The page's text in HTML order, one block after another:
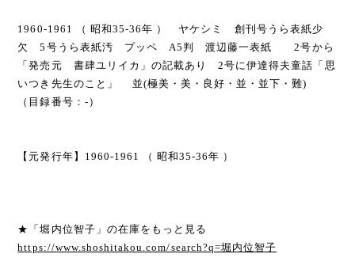
1960-1961 （ 昭和35-36年 ） ヤケシミ 創刊号うら表紙少
欠 5号うら表紙汚 プッペ A5判 渡辺藤一表紙 2号から
「発売元 書肆ユリイカ」の記載あり 2号に伊達得夫童話「思
いつき先生のこと」 並(極美・美・良好・並・並下・難)
（目録番号：-）
【元発行年】1960-1961 （ 昭和35-36年 ）
★「堀内位智子」の在庫をもっと見る
https://www.shoshitakou.com/search?q=堀内位智子